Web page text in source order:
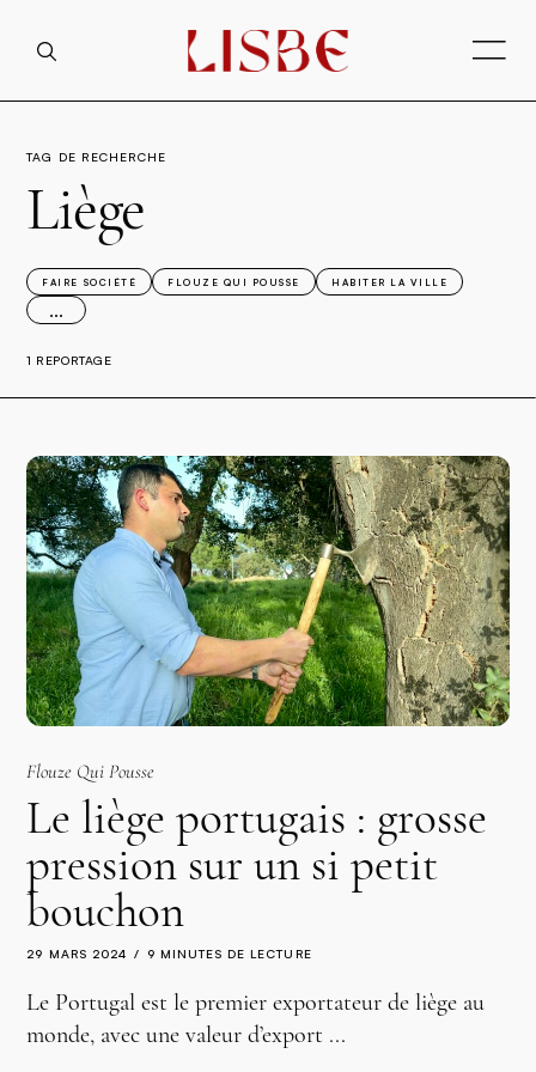
TAG DE RECHERCHE
Liège
1 REPORTAGE
FAIRE SOCIÉTÉ FLOUZE QUI POUSSE HABITER LA VILLE
...
Flouze Qui Pousse
Le liège portugais : grosse
pression sur un si petit
bouchon
29 MARS 2024 9 MINUTES DE LECTURE
Le Portugal est le premier exportateur de liège au
monde, avec une valeur d’export ...